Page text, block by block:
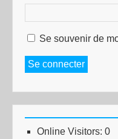
Se souvenir de
Se connecter
Online Visitors: 0